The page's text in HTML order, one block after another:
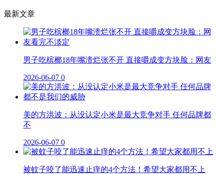
最新文章
男子吃槟榔18年嘴溃烂张不开 直接嚼成变方块脸：网友
2026-06-07 0
美的方洪波：从没认定小米是最大竞争对手 任何品牌都
不
2026-06-07 0
被蚊子咬了能迅速止痒的4个方法！希望大家都用不上